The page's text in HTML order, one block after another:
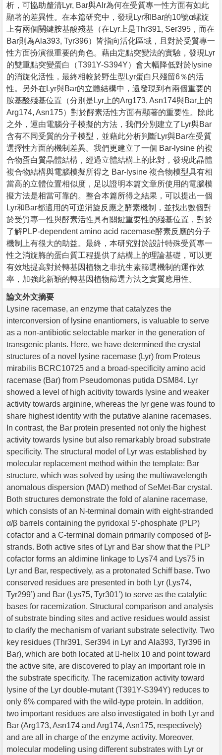
析，可協助釐清Lyr, Bar與Alr為何在受質專一性方面有如此
顯著的差異性。在本篇研究中，發現Lyr和Bar的10號α螺旋
上有兩個關鍵胺基酸殘基（在Lyr上是Thr391, Ser395，而在
Bar則為Ala393, Tyr396）皆指向活化區域，且對於受質專一
性方面扮演很重要的角色。藉由定點突變法的實驗，發現Lyr
的雙重點突變蛋白（T391Y-S394Y）會大幅降低對於lysine
的消旋化活性，最終相較於野生型Lyr蛋白只殘留6％的活
性。另外在Lyr與Bar的立體結構中，還發現到有兩個重要的
胺基酸殘基位置（分別是Lyr上的Arg173, Asn174與Bar上的
Arg174, Asn175）對於酵素活性方面有顯著的重要性。除此
之外，運由電腦分子模擬的方法，我們分別建立了Lyr與Bar
含有不同受質的分子模型，並藉此分析判斷Lyr與Bar在受質
選擇性方面的機制差異。我們更建立了一個 Bar-lysine 的複
合物蛋白質晶體結構，經過立體結構上的比對，發現此晶體
複合物結構與電腦模擬所得之 Bar-lysine 複合物模型具有相
當高的立體位置相似度，足以證明本篇文章所使用的電腦模
擬方法是相當可靠的。整合本篇所得之結果，可以提出一個
Lyr和Bar都適用的可逆消旋反應之酵素機制，並找出數個對
於受質專一性與酵素活性具有關鍵重要性的殘基位置，對於
了解PLP-dependent amino acid racemase酵素反應的分子
機制上有很大的助益。最終，本研究對於設計特殊受質專一
性之消旋脢的蛋白質工程提供了結構上的理論基礎，可以更
有效地提高對於轉基因植物之非抗生素篩選機制的運作效
率，加強此新穎的轉基因植物篩選方法之實質應用性。
論文外文摘要
Lysine racemase, an enzyme that catalyzes the
interconversion of lysine enantiomers, is valuable to serve
as a non-antibiotic selectable marker in the generation of
transgenic plants. Here, we have determined the crystal
structures of a novel lysine racemase (Lyr) from Proteus
mirabilis BCRC10725 and a broad-specificity amino acid
racemase (Bar) from Pseudomonas putida DSM84. Lyr
showed a level of high acitivity towards lysine and weaker
activity towards arginine, whereas the lyr gene was found to
share highest identity with the putative alanine racemases.
In contrast, the Bar protein presented not only the highest
activity towards lysine but also remarkably broad substrate
specificity. The structural model of Lyr was established by
molecular replacement method within the template: Bar
structure, which was solved by using the multiwavelength
anomalous dispersion (MAD) method of SeMet-Bar crystal.
Both structures demonstrate the fold of alanine racemase,
which consists of an N-terminal domain with eight-stranded
α/β barrels containing the pyridoxal 5’-phosphate (PLP)
cofactor and a C-terminal domain primarily composed of β-
strands. Both active sites of Lyr and Bar show that the PLP
cofactor forms an aldimine linkage to Lys74 and Lys75 in
Lyr and Bar, respectively, as a protonated Schiff base. Two
conserved residues are presented in both Lyr (Lys74,
Tyr299’) and Bar (Lys75, Tyr301’) to serve as the catalytic
bases for racemization. Structural comparison and analysis
of substrate binding sites and active residues would assist
to clarify the mechanism of variant substrate selectivity. Two
key residues (Thr391, Ser394 in Lyr and Ala393, Tyr396 in
Bar), which are both located at -helix 10 and point toward
the active site, are discovered to play an important role in
the substrate specificity. The racemization activity toward
lysine of the Lyr double-mutant (T391Y-S394Y) reduces to
only 6% compared with the wild-type protein. In addition,
two important residues are also investigated in both Lyr and
Bar (Arg173, Asn174 and Arg174, Asn175, respectively)
and are all in charge of the enzyme activity. Moreover,
molecular modeling using different substrates with Lyr or